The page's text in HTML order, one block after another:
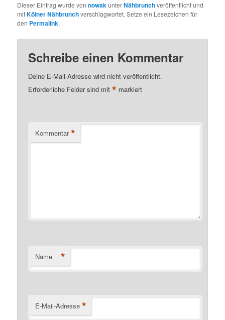
Dieser Eintrag wurde vonnowakunterNähbrunchveröffentlicht und
mitKölner Nähbrunchverschlagwortet. Setze ein Lesezeichen für
den Permalink.
Schreibe einen Kommentar
Deine E-Mail-Adresse wird nicht veröffentlicht.
Erforderliche Felder sind mit* markiert
Kommentar *
Name *
E-Mail-Adresse *